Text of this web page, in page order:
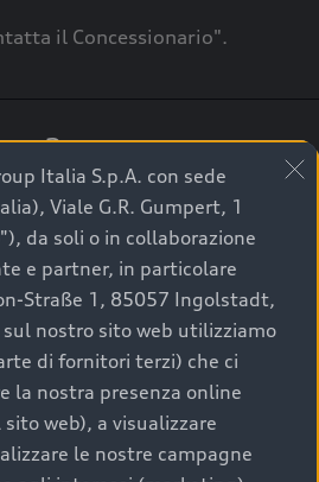
il Concessionario".
3
dal Customer Care
dal Concessionario
finalizzare la tua richiesta.
acquistare
Audi
Italia S.p.A. con sede
Viale G.R. Gumpert, 1
da soli o in collaborazione
e partner, in particolare
Straße 1, 85057 Ingolstadt,
nostro sito web utilizziamo
di fornitori terzi) che ci
la nostra presenza online
web), a visualizzare
le nostre campagne